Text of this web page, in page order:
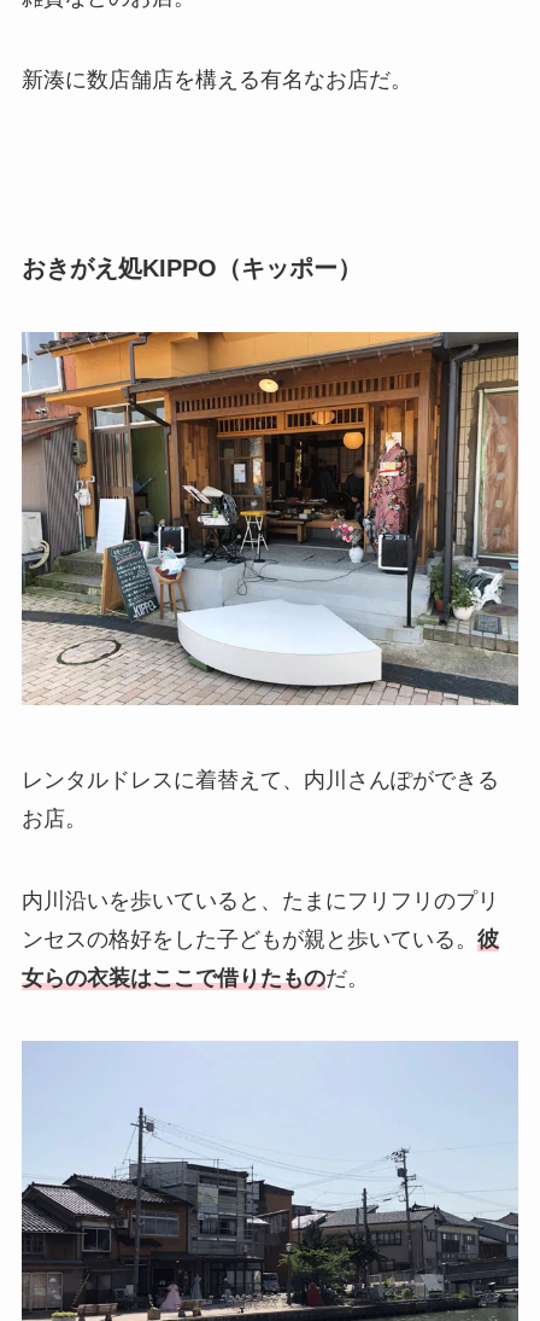
新湊に数店舗店を構える有名なお店だ。
おきがえ処KIPPO（キッポー）
レンタルドレスに着替えて、内川さんぽができる
お店。
内川沿いを歩いていると、たまにフリフリのプリ
ンセスの格好をした子どもが親と歩いている。 彼
女らの衣装はここで借りたものだ。